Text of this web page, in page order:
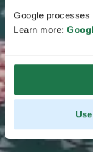
Google
Learn more: